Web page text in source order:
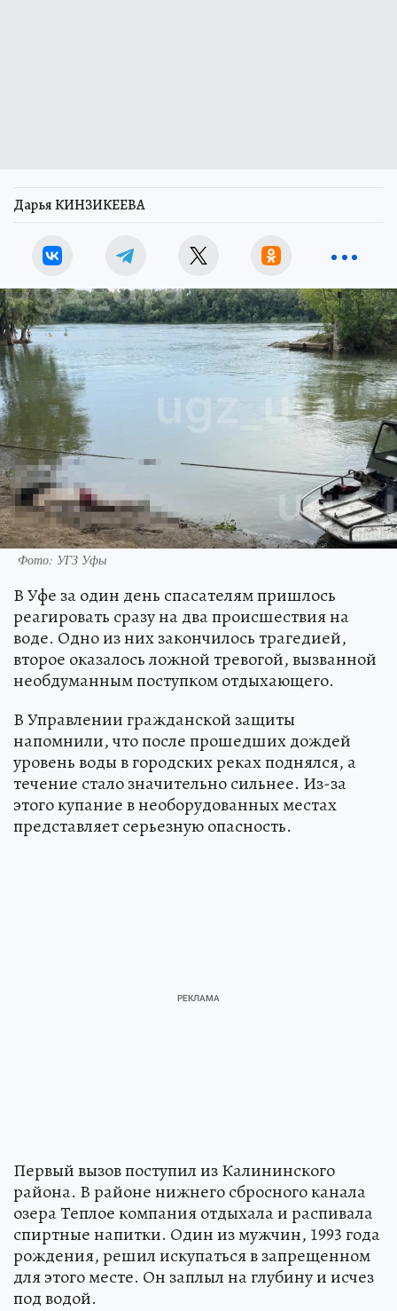
Дарья КИНЗИКЕЕВА
Фото: УГЗ Уфы
В Уфе за один день спасателям пришлось
реагировать сразу на два происшествия на
воде. Одно из них закончилось трагедией,
второе оказалось ложной тревогой, вызванной
необдуманным поступком отдыхающего.
В Управлении гражданской защиты
напомнили, что после прошедших дождей
уровень воды в городских реках поднялся, а
течение стало значительно сильнее. Из-за
этого купание в необорудованных местах
представляет серьезную опасность.
Первый вызов поступил из Калининского
района. В районе нижнего сбросного канала
озера Теплое компания отдыхала и распивала
спиртные напитки. Один из мужчин, 1993 года
рождения, решил искупаться в запрещенном
для этого месте. Он заплыл на глубину и исчез
под водой.